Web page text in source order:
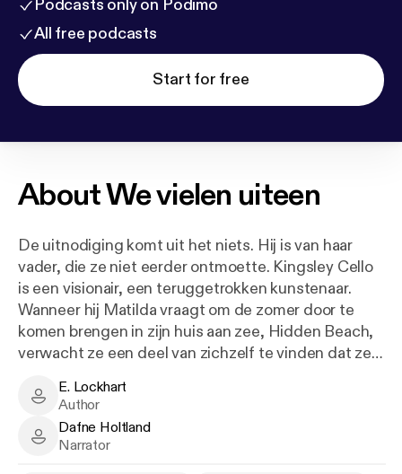
Podcasts only on Podimo
All free podcasts
Start for free
AboutWe vielen uiteen
De uitnodiging komt uit het niets. Hij is van haar
vader, die ze niet eerder ontmoette. Kingsley Cello
is een visionair, een teruggetrokken kunstenaar.
Wanneer hij Matilda vraagt om de zomer door te
komen brengen in zijn huis aan zee, Hidden Beach,
verwacht ze een deel van zichzelf te vinden dat ze
In plaats daarvan vindt ze Meer, haar lang verloren
gewaande broer; haar openhartige broer Brock, een
E. Lockhart - Author
E. Lockhart
Author
Dafne Holtland - Narrator
Dafne Holtland
Narrator